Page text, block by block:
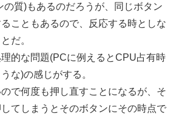
の質)もあるのだろうが、同じボタン
こともあるので、反応する時としな
だ。
的な問題(PCに例えるとCPU占有時
な)の感じがする。
で何度も押し直すことになるが、そ
てしまうとそのボタンにその時点で